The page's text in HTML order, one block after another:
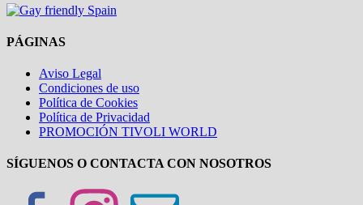
PÁGINAS
Aviso Legal
Condiciones de uso
Política de Cookies
Política de Privacidad
PROMOCIÓN TIVOLI WORLD
SÍGUENOS O CONTACTA CON NOSOTROS